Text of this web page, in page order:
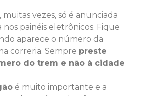
, muitas vezes, só é anunciada
nos painéis eletrônicos. Fique
aparece o número da
correria. Sempre preste
do trem e não à cidade
é muito importante e a